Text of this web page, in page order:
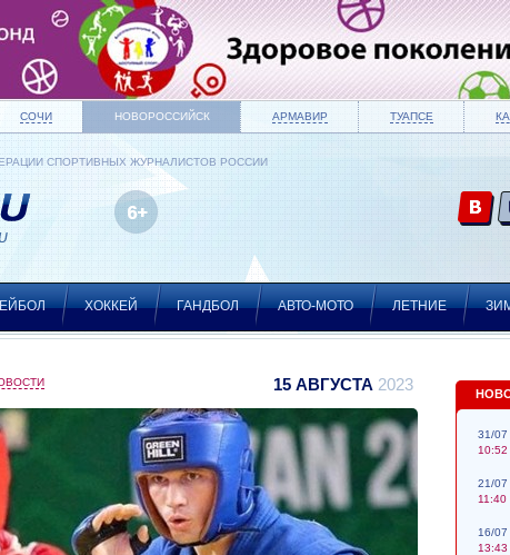
СОЧИ НОВОРОССИЙСК АРМАВИР ТУАПСЕ
СПОРТИВНЫХ ЖУРНАЛИСТОВ РОССИИ
ХОККЕЙ ГАНДБОЛ АВТО-МОТО ЛЕТНИЕ
15 АВГУСТА 2023
31/07
10:52
21/07
11:40
16/07
13:43